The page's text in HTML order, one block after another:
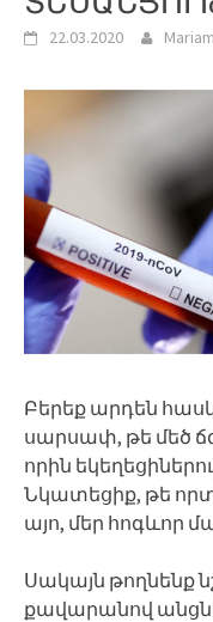
22.03.2020 Mariam
Բերեք արդեն
սարսափ, թե մեծ
որին
Նկատեցիք, թե
այո, մեր հոգևոր
Սակայն թողնենք
քավարանով